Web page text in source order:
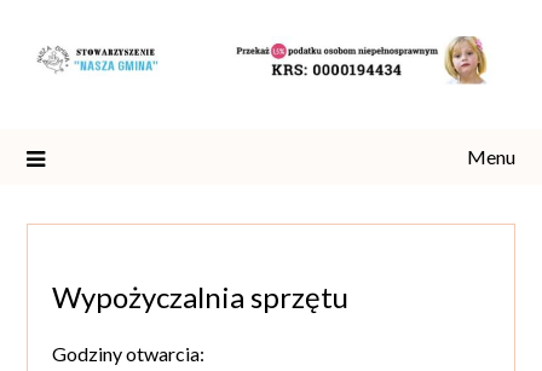
content
Menu
Wypożyczalnia sprzętu
Godziny otwarcia: